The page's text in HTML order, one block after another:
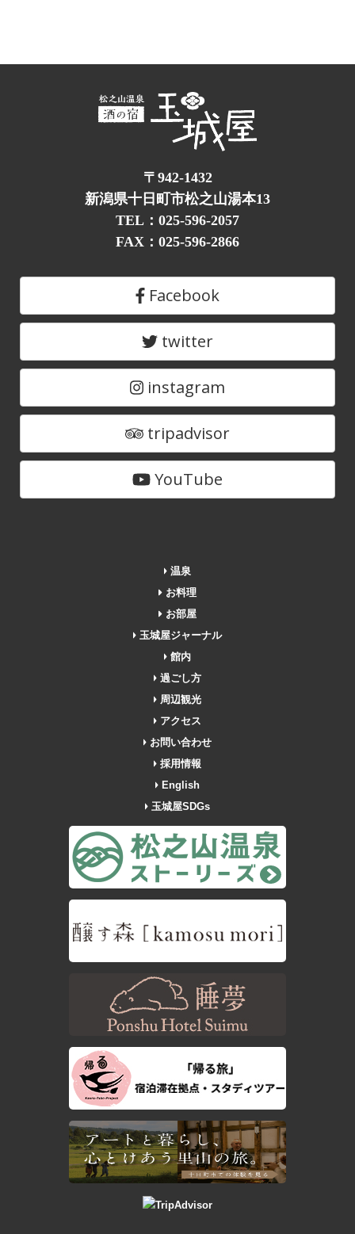
〒942-1432
新潟県十日町市松之山湯本13
TEL：025-596-2057
FAX：025-596-2866
Facebook
twitter
instagram
tripadvisor
YouTube
温泉
お料理
お部屋
玉城屋ジャーナル
館内
過ごし方
周辺観光
アクセス
お問い合わせ
採用情報
English
玉城屋SDGs